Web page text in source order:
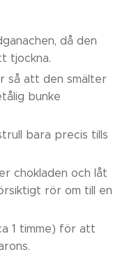
då den
tjockna.
så att den smälter
bunke
bara precis tills
chokladen och låt
rör om till en
1 timme) för att